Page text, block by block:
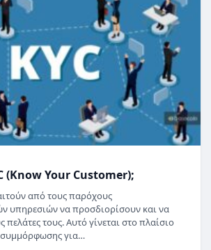
(Know Your Customer);
από τους παρόχους
υπηρεσιών να προσδιορίσουν και να
τους. Αυτό γίνεται στο πλαίσιο
για…